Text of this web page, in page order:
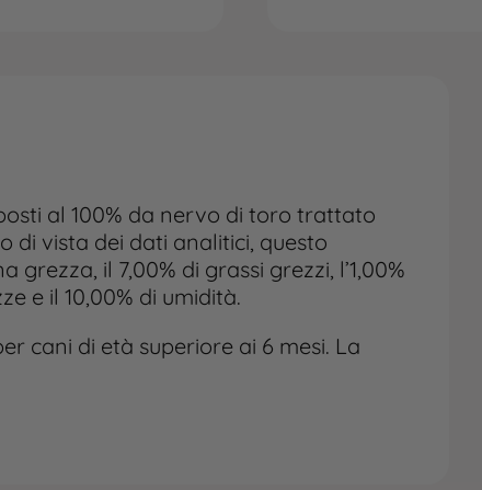
al 100% da nervo di toro trattato
di vista dei dati analitici, questo
il 7,00% di grassi grezzi, l’1,00%
e il 10,00% di umidità.
cani di età superiore ai 6 mesi. La